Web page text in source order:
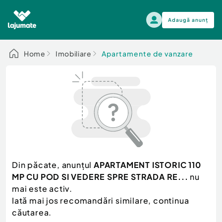
Adaugă anunț
Alege categoria
Auto, moto si ambarcatiuni
Electronice si electrocasnice
Mama si copilul
Moda si frumusete
Sport, timp liber, arta
Agro si Industrie
Auto, moto si ambarcatiuni
Scutere - ATV - UTV
Autoutilitare
Ambarcatiuni
Camioane - Rulote - Remorci
Motociclete
Home Imobiliare Apartamente de vanzare
Din păcate, anunțul APARTAMENT ISTORIC 110
MP CU POD SI VEDERE SPRE STRADA RE... nu
mai este activ.
Iată mai jos recomandări similare, continua
căutarea.